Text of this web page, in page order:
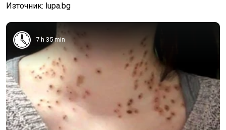
Източник: lupa.bg
7 h 35 min